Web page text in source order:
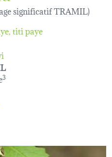
significatif TRAMIL)
titi paye
3